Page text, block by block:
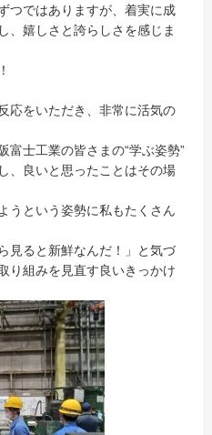
つではありますが、着実に成
、嬉しさと誇らしさを感じま
応をいただき、非常に活気の
富士工業の皆さまの“学ぶ姿勢”
、良いと思ったことはその場
うという姿勢に私もたくさん
見ると新鮮なんだ！」と気づ
り組みを見直す良いきっかけ